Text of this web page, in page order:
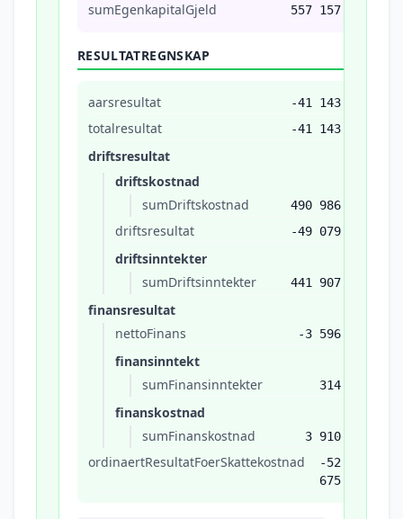
sumEgenkapitalGjeld 557 157
RESULTATREGNSKAP
aarsresultat -41 143
totalresultat -41 143
driftsresultat
driftskostnad
sumDriftskostnad
490 986
driftsresultat -49 079
driftsinntekter
sumDriftsinntekter
441 907
finansresultat
nettoFinans
-3 596
finansinntekt
sumFinansinntekter
314
finanskostnad
sumFinanskostnad
3 910
ordinaertResultatFoerSkattekostnad
-52
675